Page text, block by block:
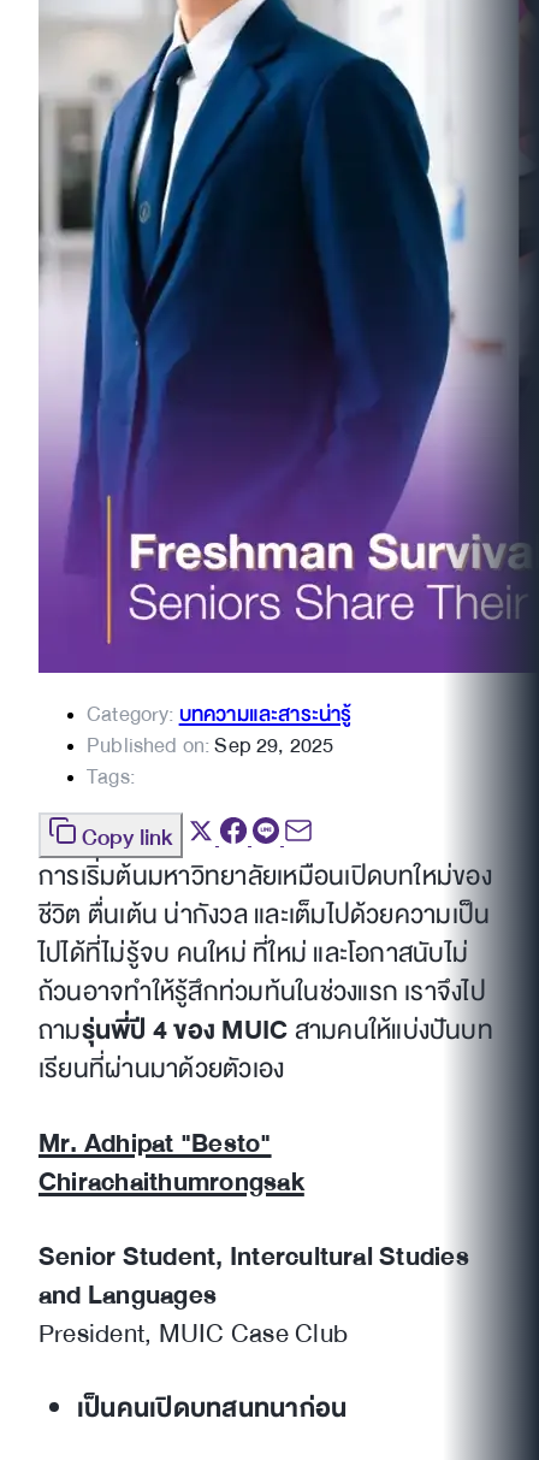
Category:บทความและสาระน่ารู้
Published on:Sep 29, 2025
Tags:
Copy link
การเริ่มต้นมหาวิทยาลัยเหมือนเปิดบทใหม่ของ
ชีวิต ตื่นเต้น น่ากังวล และเต็มไปด้วยความเป็น
ไปได้ที่ไม่รู้จบ คนใหม่ ที่ใหม่ และโอกาสนับไม่
ถ้วนอาจทำให้รู้สึกท่วมท้นในช่วงแรก เราจึงไป
ถามรุ่นพี่ปี 4 ของ MUICสามคนให้แบ่งปันบท
เรียนที่ผ่านมาด้วยตัวเอง
Mr. Adhipat "Besto"
Chirachaithumrongsak
Senior Student, Intercultural Studies
and Languages
President, MUIC Case Club
เป็นคนเปิดบทสนทนาก่อน